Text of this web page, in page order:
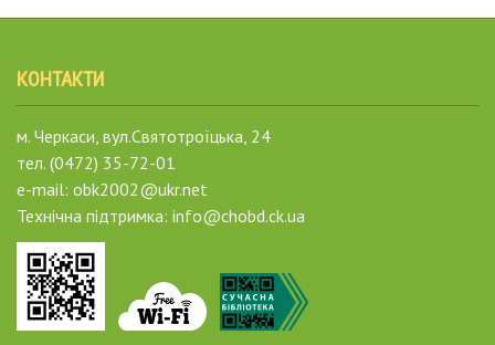
КОНТАКТИ
м. Черкаси, вул.Святотроїцька, 24
тел. (0472) 35-72-01
e-mail: obk2002@ukr.net
Технічна підтримка: info@chobd.ck.ua